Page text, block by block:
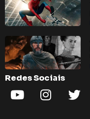
Redes Sociais